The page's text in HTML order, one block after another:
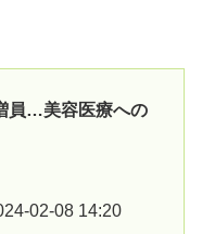
員…美容医療への
02-08 14:20